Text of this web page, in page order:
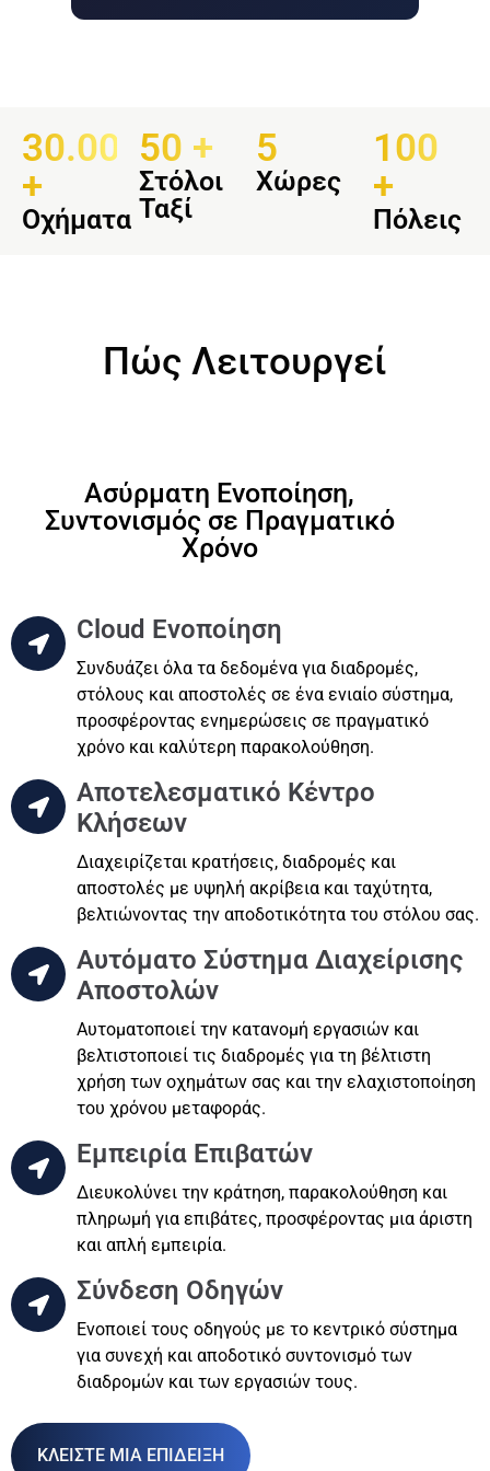
30.000
+
Οχήματα
50 +
Στόλοι
Ταξί
5
Χώρες
100
+
Πόλεις
Πώς Λειτουργεί
Ασύρματη Ενοποίηση,
Συντονισμός σε Πραγματικό
Χρόνο
Cloud Ενοποίηση
Συνδυάζει όλα τα δεδομένα για διαδρομές,
στόλους και αποστολές σε ένα ενιαίο σύστημα,
προσφέροντας ενημερώσεις σε πραγματικό
χρόνο και καλύτερη παρακολούθηση.
Αποτελεσματικό Κέντρο
Κλήσεων
Διαχειρίζεται κρατήσεις, διαδρομές και
αποστολές με υψηλή ακρίβεια και ταχύτητα,
βελτιώνοντας την αποδοτικότητα του στόλου σας.
Αυτόματο Σύστημα Διαχείρισης
Αποστολών
Αυτοματοποιεί την κατανομή εργασιών και
βελτιστοποιεί τις διαδρομές για τη βέλτιστη
χρήση των οχημάτων σας και την ελαχιστοποίηση
του χρόνου μεταφοράς.
Εμπειρία Επιβατών
Διευκολύνει την κράτηση, παρακολούθηση και
πληρωμή για επιβάτες, προσφέροντας μια άριστη
και απλή εμπειρία.
Σύνδεση Οδηγών
Ενοποιεί τους οδηγούς με το κεντρικό σύστημα
για συνεχή και αποδοτικό συντονισμό των
διαδρομών και των εργασιών τους.
ΚΛΕΙΣΤΕ ΜΙΑ ΕΠΙΔΕΙΞΗ